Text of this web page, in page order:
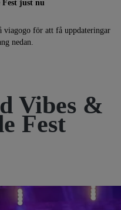
Fest just nu
viagogo för att få uppdateringar
nedan.
Vibes &
Fest